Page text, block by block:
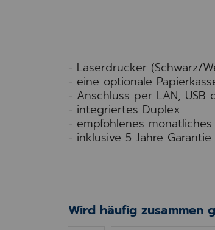
- Laserdrucker (Schwarz/
- eine optionale
- Anschluss per LAN, USB
- integriertes Duplex
- empfohlenes
- inklusive 5 Jahre
Wird häufig zusammen